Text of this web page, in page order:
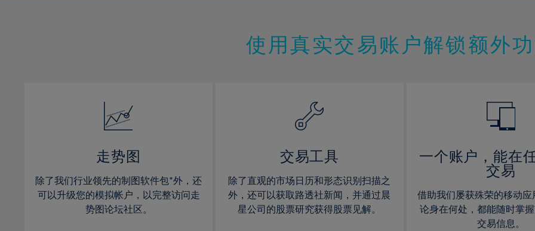
使用真实交易账户解锁额外
走势图
除了我们行业领先的制图软件包*外，还
可以升级您的模拟帐户，以完整访问走
势图论坛社区。
交易工具
除了直观的市场日历和形态识别扫描之
外，还可以获取路透社新闻，并通过晨
星公司的股票研究获得股票见解。
一个账户，能在
交易
借助我们屡获殊荣的移动
论身在何处，都能随时掌
交易信息。